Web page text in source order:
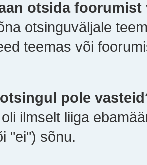
otsida
otsinguväljale
teemas või
pole
ilmselt liiga
"ei") sõnu.